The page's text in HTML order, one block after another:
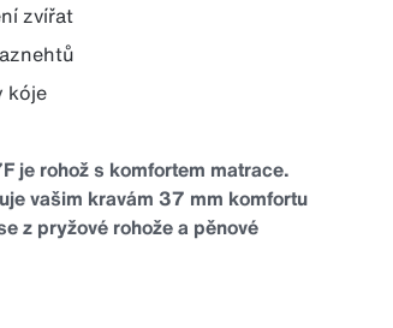
zvířat
kóje
je rohož s komfortem matrace.
vašim kravám 37 mm komfortu
z pryžové rohože a pěnové
struktuře horní části